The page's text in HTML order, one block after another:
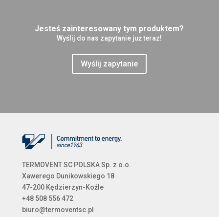
Jesteś zainteresowany tym produktem?
Wyślij do nas zapytanie już teraz!
Wyślij zapytanie
TERMOVENT SC POLSKA Sp. z o.o.
Xawerego Dunikowskiego 18
47-200 Kędzierzyn-Koźle
+48 508 556 472
biuro@termoventsc.pl